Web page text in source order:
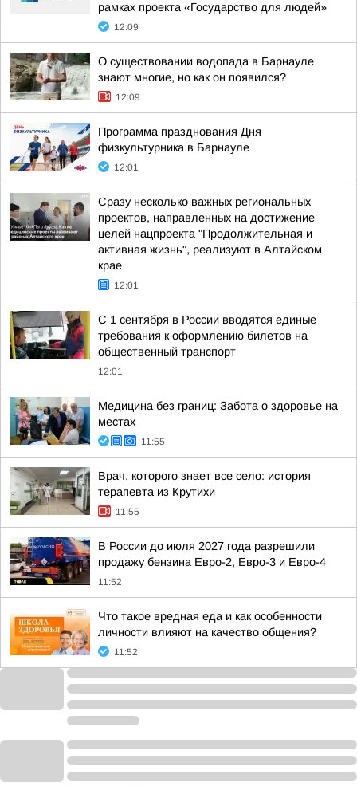
рамках проекта «Государство для людей»
12:09
О существовании водопада в Барнауле
знают многие, но как он появился?
12:09
Программа празднования Дня
физкультурника в Барнауле
12:01
Сразу несколько важных региональных
проектов, направленных на достижение
целей нацпроекта "Продолжительная и
активная жизнь", реализуют в Алтайском
крае
12:01
С 1 сентября в России вводятся единые
требования к оформлению билетов на
общественный транспорт
12:01
Медицина без границ: Забота о здоровье на
местах
11:55
Врач, которого знает все село: история
терапевта из Крутихи
11:55
В России до июля 2027 года разрешили
продажу бензина Евро-2, Евро-3 и Евро-4
11:52
Что такое вредная еда и как особенности
личности влияют на качество общения?
11:52